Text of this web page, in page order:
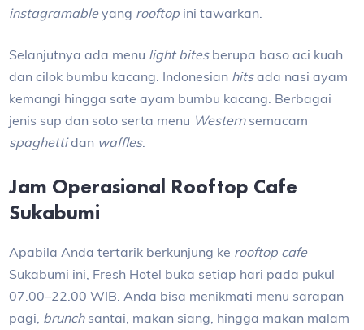
instagramableyang rooftop ini tawarkan.
Selanjutnya ada menu light bitesberupa baso aci kuah
dan cilok bumbu kacang. Indonesian hitsada nasi ayam
kemangi hingga sate ayam bumbu kacang. Berbagai
jenis sup dan soto serta menu Westernsemacam
spaghettidan waffles.
Jam Operasional Rooftop Cafe
Sukabumi
Apabila Anda tertarik berkunjung ke rooftop cafe
Sukabumi ini, Fresh Hotel buka setiap hari pada pukul
07.00–22.00 WIB. Anda bisa menikmati menu sarapan
pagi, brunchsantai, makan siang, hingga makan malam